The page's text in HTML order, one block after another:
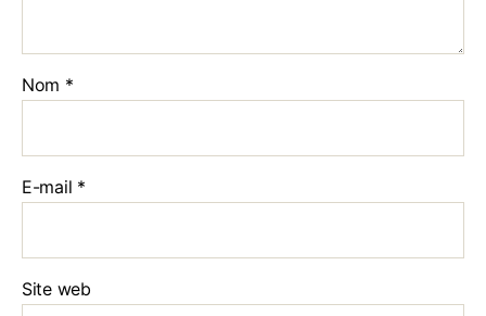
Nom *
E-mail *
Site web